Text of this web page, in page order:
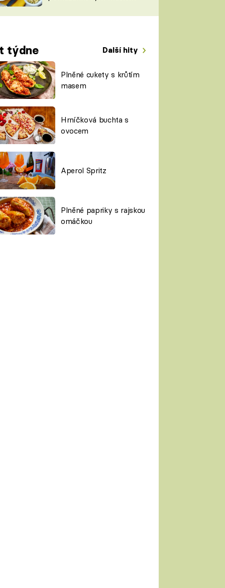
týdne Další hity
Plněné cukety s krůtím
masem
Hrníčková buchta s
ovocem
Aperol Spritz
Plněné papriky s rajskou
omáčkou